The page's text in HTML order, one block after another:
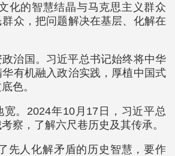
化的智慧结晶与马克思主义群众
众，把问题解决在基层、化解在
政治国。习近平总书记始终将中华
有机融入政治实践，厚植中国式
色。
宽。2024年10月17日，习近平总
察，了解六尺巷历史及其传承。
先人化解矛盾的历史智慧，要作